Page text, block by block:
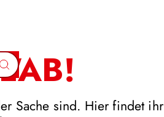
Suchen
Sache sind. Hier findet ihr